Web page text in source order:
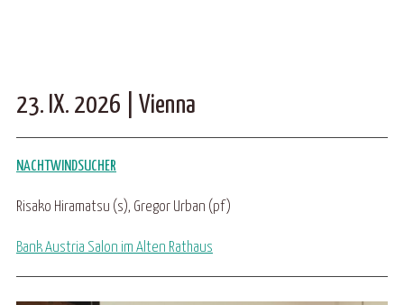
23. IX. 2026 | Vienna
NACHTWINDSUCHER
Risako Hiramatsu (s), Gregor Urban (pf)
Bank Austria Salon im Alten Rathaus